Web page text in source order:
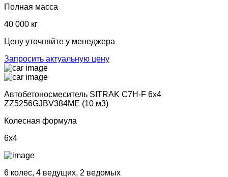
Полная масса
40 000 кг
Цену уточняйте у менеджера
Запросить актуальную цену
Автобетоносмеситель SITRAK C7H-F 6х4
ZZ5256GJBV384ME (10 м3)
Колесная формула
6x4
6 колес, 4 ведущих, 2 ведомых